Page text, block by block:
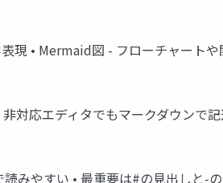
• Mermaid図 - フローチャート
対応エディタでもマークダウンで
みやすい • 最重要は#の見出しと-